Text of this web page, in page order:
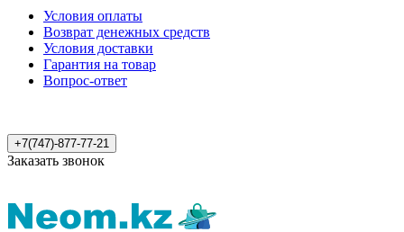
Условия оплаты
Возврат денежных средств
Условия доставки
Гарантия на товар
Вопрос-ответ
+7(747)-877-77-21
Заказать звонок